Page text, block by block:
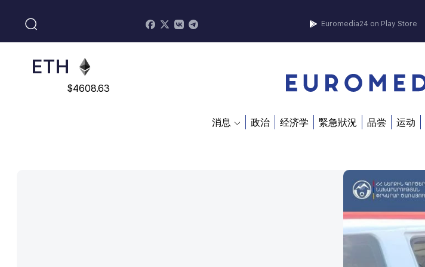
Euromedia24 on Play Store
ADA
$0.868816
ETH
$4608.63
消息 政治 经济学 緊急狀況 品尝 运动